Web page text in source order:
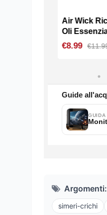
Argomenti:
simeri-crichi